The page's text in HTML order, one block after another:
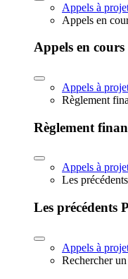
Appels à
Appels en
Appels en
Appels à
Règlement
Règlement
Appels à
Les
Les précédents
Appels à
Rechercher